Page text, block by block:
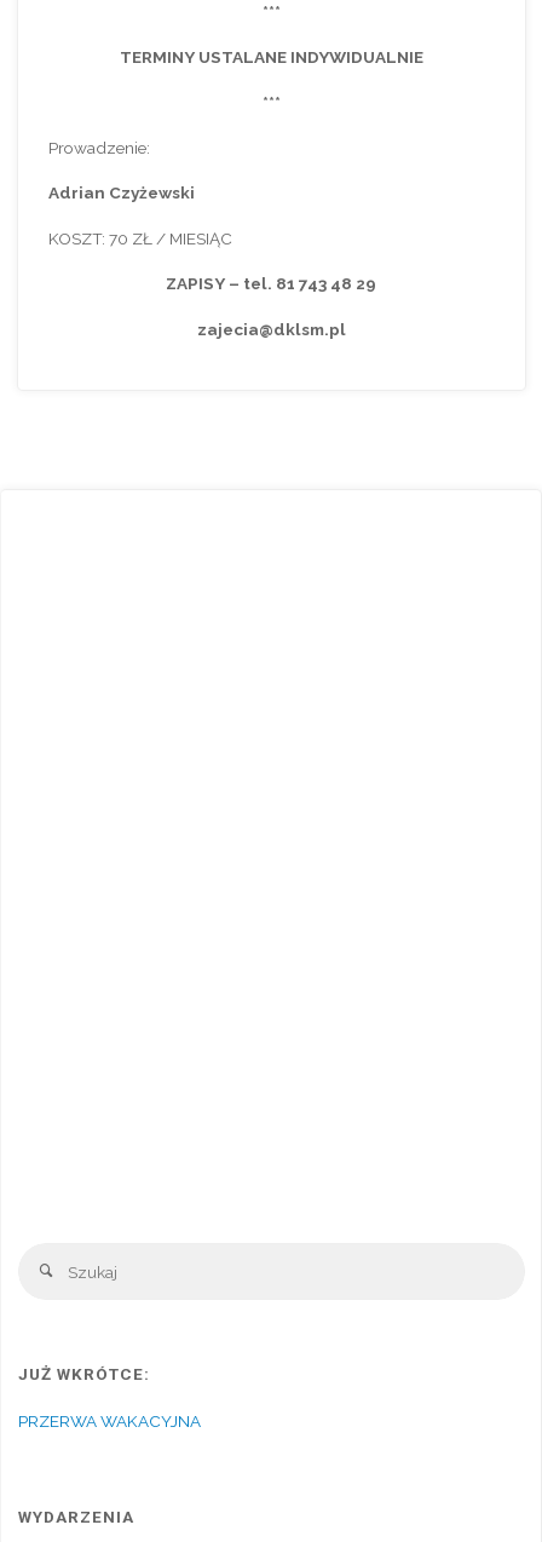
***
TERMINY USTALANE INDYWIDUALNIE
***
Prowadzenie:
Adrian Czyżewski
KOSZT: 70 ZŁ / MIESIĄC
ZAPISY – tel. 81 743 48 29
zajecia@dklsm.pl
Szukaj
JUŻ WKRÓTCE:
PRZERWA WAKACYJNA
WYDARZENIA